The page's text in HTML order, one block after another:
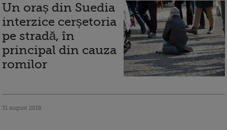
Un oraș din Suedia
interzice cerșetoria
pe stradă, în
principal din cauza
romilor
31 august 2018